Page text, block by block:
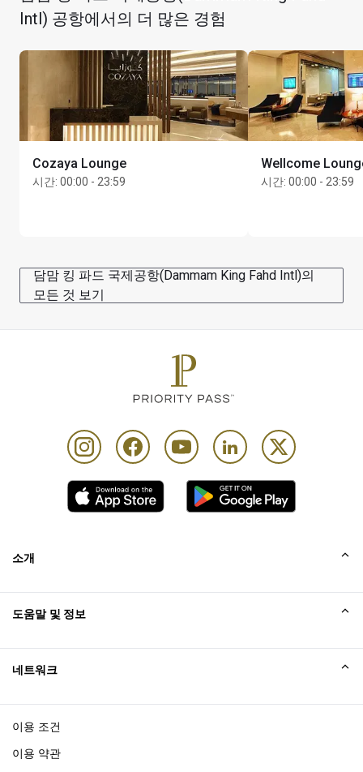
Intl) 공항에서의 더 많은 경험
Cozaya Lounge
시간: 00:00 - 23:59
Wellcome
시간: 00:00 - 23:59
담맘 킹 파드 국제공항(Dammam King Fahd Intl)의
모든 것 보기
소개
Excellence Awards
블로그
도움말 및 정보
네트워크
이용 조건
이용 약관